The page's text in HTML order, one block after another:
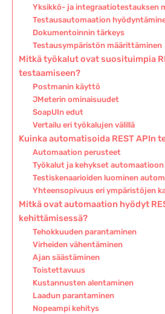
Yksikkö- ja integraatiotestauksen
Testausautomaation
Dokumentoinnin tärkeys
Testausympäristön määrittäminen
Mitkä työkalut ovat suosituimpia
testaamiseen?
Postmanin käyttö
JMeterin ominaisuudet
SoapUIn edut
Vertailu eri työkalujen välillä
Kuinka automatisoida REST APIn
Automaation perusteet
Työkalut ja kehykset automaatioon
Testiskenaarioiden luominen
Yhteensopivuus eri ympäristöjen
Mitkä ovat automaation hyödyt
kehittämisessä?
Tehokkuuden parantaminen
Virheiden vähentäminen
Ajan säästäminen
Toistettavuus
Kustannusten alentaminen
Laadun parantaminen
Nopeampi kehitys